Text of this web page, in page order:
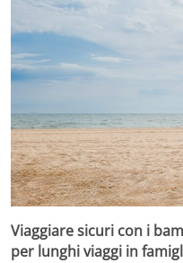
Viaggiare sicuri con i
per lunghi viaggi in